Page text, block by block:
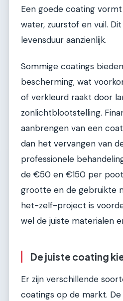
Een goede coating
water, zuurstof en vuil.
levensduur aanzienlijk.
Sommige coatings
bescherming, wat
of verkleurd raakt door
zonlichtblootstelling.
aanbrengen van een
dan het vervangen van
professionele
de €50 en €150 per
grootte en de gebruikte
het-zelf-project is
wel de juiste materialen
De juiste coating
Er zijn verschillende
coatings op de markt.